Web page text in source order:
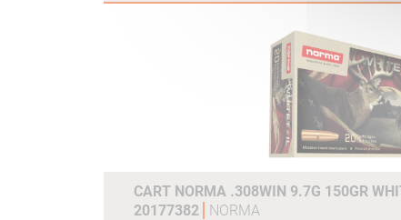
CART NORMA .308WIN 9.7G 150GR
20177382
NORMA